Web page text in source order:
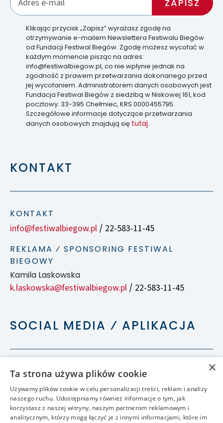
Klikając przycisk „Zapisz” wyrażasz zgodę na
otrzymywanie e-mailem Newslettera Festiwalu Biegów
od Fundacji Festiwal Biegów. Zgodę możesz wycofać w
każdym momencie pisząc na adres:
info@festiwalbiegow.pl, co nie wpłynie jednak na
zgodność z prawem przetwarzania dokonanego przed
jej wycofaniem. Administratorem danych osobowych jest
Fundacja Festiwal Biegów z siedzibą w Niskowej 161, kod
pocztowy: 33-395 Chełmiec, KRS 0000455795.
Szczegółowe informacje dotyczące przetwarzania
danych osobowych znajdują się tutaj.
KONTAKT
KONTAKT
info@festiwalbiegow.pl / 22-583-11-45
REKLAMA ⁄ SPONSORING FESTIWAL
BIEGOWY
Kamila Laskowska
k.laskowska@festiwalbiegow.pl / 22-583-11-45
SOCIAL MEDIA ⁄ APLIKACJA
×
Ta strona używa plików cookie
Używamy plików cookie w celu personalizacji treści, reklam i analizy
naszego ruchu. Udostępniamy również informacje o tym, jak
korzystasz z naszej witryny, naszym partnerom reklamowym i
analitycznym, którzy mogą łączyć je z innymi informacjami, które im